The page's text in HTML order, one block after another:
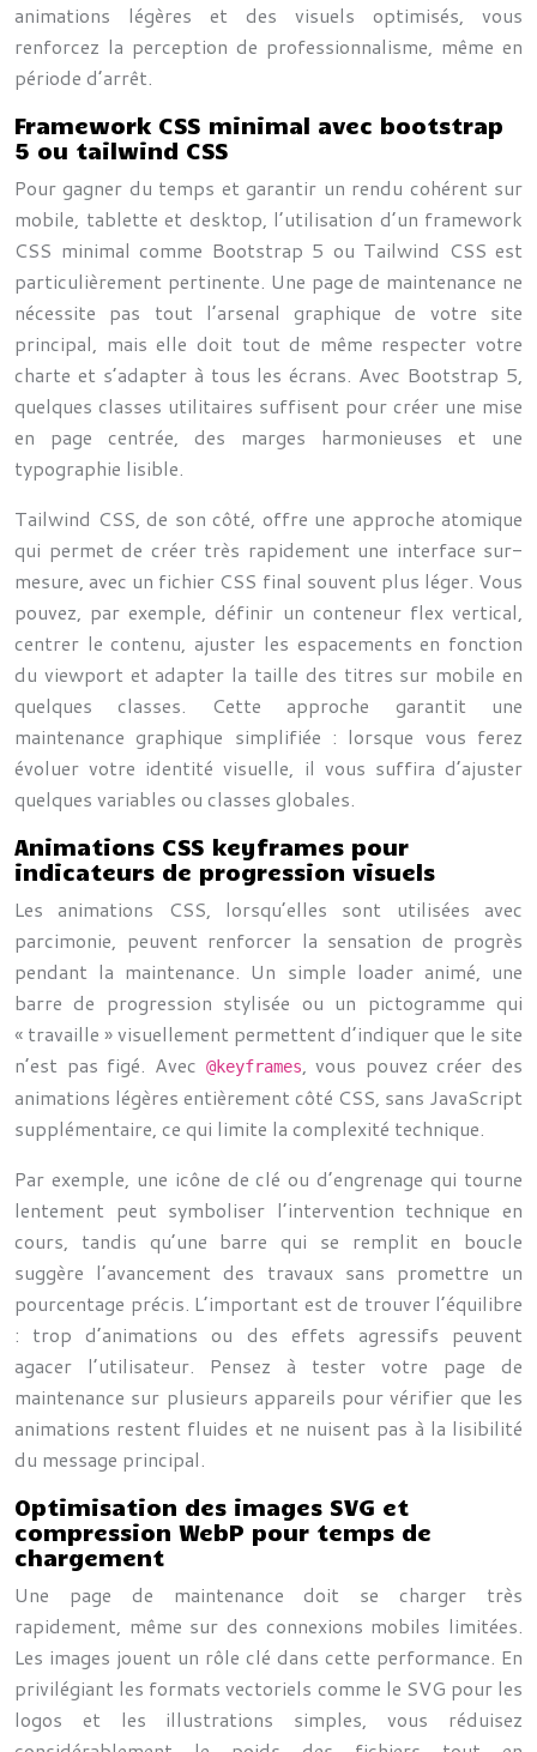
animations légères et des visuels optimisés, vous
renforcez la perception de professionnalisme, même en
période d’arrêt.
Framework CSS minimal avec bootstrap
5 ou tailwind CSS
Pour gagner du temps et garantir un rendu cohérent sur
mobile, tablette et desktop, l’utilisation d’un framework
CSS minimal comme Bootstrap 5 ou Tailwind CSS est
particulièrement pertinente. Une page de maintenance ne
nécessite pas tout l’arsenal graphique de votre site
principal, mais elle doit tout de même respecter votre
charte et s’adapter à tous les écrans. Avec Bootstrap 5,
quelques classes utilitaires suffisent pour créer une mise
en page centrée, des marges harmonieuses et une
typographie lisible.
Tailwind CSS, de son côté, offre une approche atomique
qui permet de créer très rapidement une interface sur-
mesure, avec un fichier CSS final souvent plus léger. Vous
pouvez, par exemple, définir un conteneur flex vertical,
centrer le contenu, ajuster les espacements en fonction
du viewport et adapter la taille des titres sur mobile en
quelques classes. Cette approche garantit une
maintenance graphique simplifiée : lorsque vous ferez
évoluer votre identité visuelle, il vous suffira d’ajuster
quelques variables ou classes globales.
Animations CSS keyframes pour
indicateurs de progression visuels
Les animations CSS, lorsqu’elles sont utilisées avec
parcimonie, peuvent renforcer la sensation de progrès
pendant la maintenance. Un simple loader animé, une
barre de progression stylisée ou un pictogramme qui
« travaille » visuellement permettent d’indiquer que le site
n’est pas figé. Avec @keyframes, vous pouvez créer des
animations légères entièrement côté CSS, sans JavaScript
supplémentaire, ce qui limite la complexité technique.
Par exemple, une icône de clé ou d’engrenage qui tourne
lentement peut symboliser l’intervention technique en
cours, tandis qu’une barre qui se remplit en boucle
suggère l’avancement des travaux sans promettre un
pourcentage précis. L’important est de trouver l’équilibre
: trop d’animations ou des effets agressifs peuvent
agacer l’utilisateur. Pensez à tester votre page de
maintenance sur plusieurs appareils pour vérifier que les
animations restent fluides et ne nuisent pas à la lisibilité
du message principal.
Optimisation des images SVG et
compression WebP pour temps de
chargement
Une page de maintenance doit se charger très
rapidement, même sur des connexions mobiles limitées.
Les images jouent un rôle clé dans cette performance. En
privilégiant les formats vectoriels comme le SVG pour les
logos et les illustrations simples, vous réduisez